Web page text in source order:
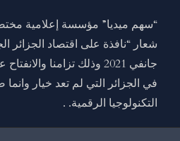
“سهم ميديا” مؤسسة إعلامية
جانفي 2021 وذلك تزامنا
في الجزائر التي لم تعد خيار
التكنولوجيا الرقمية. .